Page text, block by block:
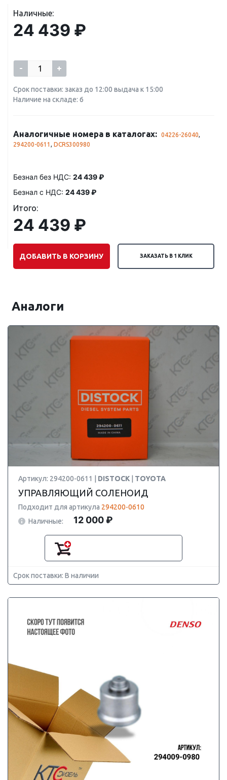
Наличные:
24 439 ₽
- +
Срок поставки: заказ до 12:00 выдача к 15:00
Наличие на складе: 6
Аналогичные номера в каталогах: 04226-26040,
294200-0611 , DCRS300980
Безнал без НДС: 24 439 ₽
Безнал с НДС: 24 439 ₽
Итого:
24 439 ₽
ДОБАВИТЬ В КОРЗИНУ ЗАКАЗАТЬ В 1 КЛИК
Аналоги
Артикул: 294200-0611 | DISTOCK TOYOTA
УПРАВЛЯЮЩИЙ СОЛЕНОИД
Подходит для артикула 294200-0610
Наличные:
12 000 ₽
Срок поставки: В наличии